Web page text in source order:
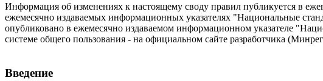
Информация об изменениях к настоящему своду правил публикуется в
ежемесячно издаваемых информационных указателях "Национальные
опубликовано в ежемесячно издаваемом информационном указателе
системе общего пользования - на официальном сайте разработчика
Введение